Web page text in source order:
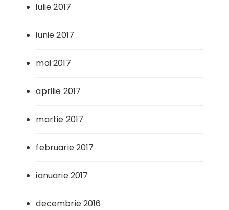
iulie 2017
iunie 2017
mai 2017
aprilie 2017
martie 2017
februarie 2017
ianuarie 2017
decembrie 2016